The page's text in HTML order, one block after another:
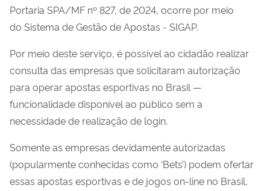
Portaria SPA/MF nº 827, de 2024, ocorre por meio
do Sistema de Gestão de Apostas - SIGAP.
Por meio deste serviço, é possível ao cidadão realizar
consulta das empresas que solicitaram autorização
para operar apostas esportivas no Brasil —
funcionalidade disponível ao público sem a
necessidade de realização de login.
Somente as empresas devidamente autorizadas
(popularmente conhecidas como ‘Bets’) podem ofertar
essas apostas esportivas e de jogos on-line no Brasil,